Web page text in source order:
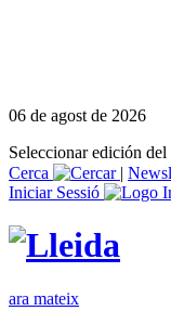
06 de agost de 2026
Seleccionar edición
Cerca
|
Iniciar Sessió
ara mateix